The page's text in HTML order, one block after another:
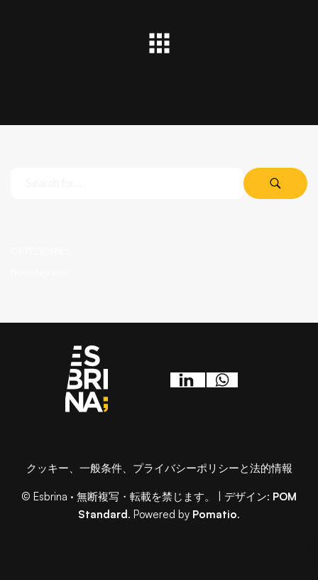
クッキー、一般条件、プライバシーポリシーと法的情報
© Esbrina · 無断複写・転載を禁じます。 | デザイン: POM
Standard. Powered by Pomatio.